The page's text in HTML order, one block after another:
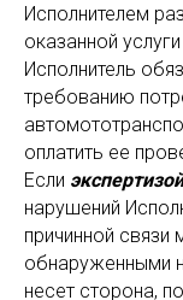
Исполнителем
оказанной
Исполнитель
требованию
оплатить ее
Если экспертизой
нарушений
причинной связи
обнаруженными
несет сторона,